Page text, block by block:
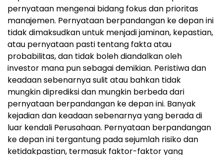
pernyataan mengenai bidang fokus dan prioritas
manajemen. Pernyataan berpandangan ke depan ini
tidak dimaksudkan untuk menjadi jaminan, kepastian,
atau pernyataan pasti tentang fakta atau
probabilitas, dan tidak boleh diandalkan oleh
investor mana pun sebagai demikian. Peristiwa dan
keadaan sebenarnya sulit atau bahkan tidak
mungkin diprediksi dan mungkin berbeda dari
pernyataan berpandangan ke depan ini. Banyak
kejadian dan keadaan sebenarnya yang berada di
luar kendali Perusahaan. Pernyataan berpandangan
ke depan ini tergantung pada sejumlah risiko dan
ketidakpastian, termasuk faktor-faktor yang